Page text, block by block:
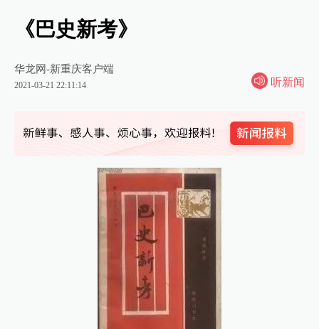
《巴史新考》
华龙网-新重庆客户端
2021-03-21 22:11:14 听新闻